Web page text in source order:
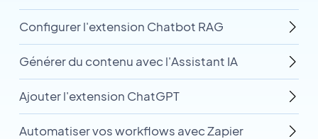
Configurer l'extension Chatbot RAG
Générer du contenu avec l'Assistant IA
Ajouter l'extension ChatGPT
Automatiser vos workflows avec Zapier